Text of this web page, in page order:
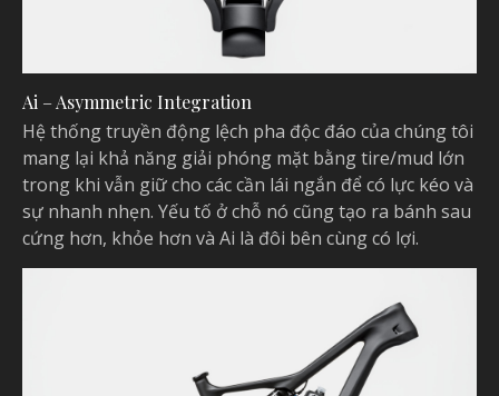
Ai – Asymmetric Integration
Hệ thống truyền động lệch pha độc đáo của chúng tôi
mang lại khả năng giải phóng mặt bằng tire/mud lớn
trong khi vẫn giữ cho các cần lái ngắn để có lực kéo và
sự nhanh nhẹn. Yếu tố ở chỗ nó cũng tạo ra bánh sau
cứng hơn, khỏe hơn và Ai là đôi bên cùng có lợi.